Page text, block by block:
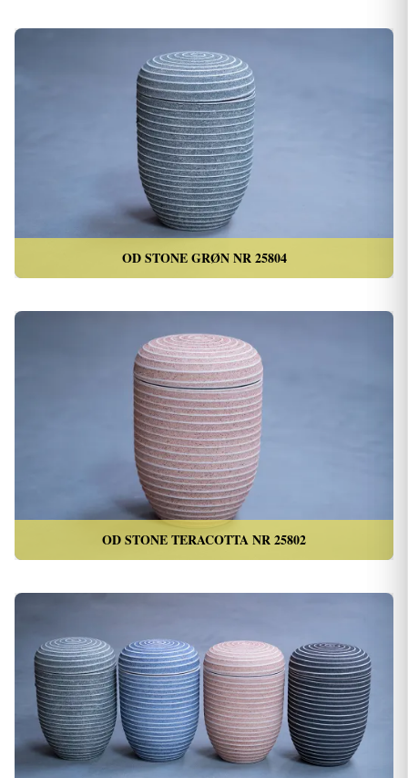
OD STONE GRØN NR 25804
OD STONE TERACOTTA NR 25802